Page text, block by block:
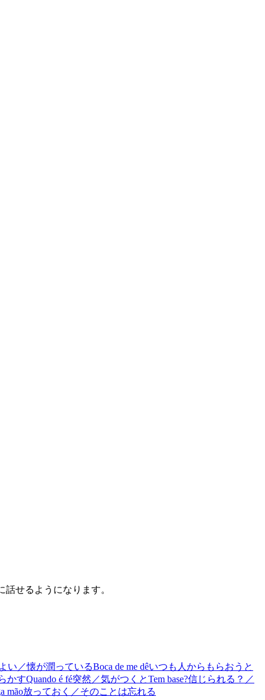
せるようになります。
い／懐が潤っているBoca de me dêいつも人からもらおうと
かすQuando é fé突然／気がつくとTem base?信じられる？／
mão放っておく／そのことは忘れる